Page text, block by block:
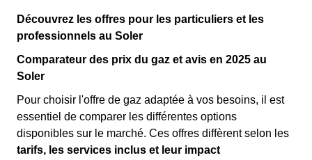
Découvrez les offres pour les particuliers et les
professionnels au Soler
Comparateur des prix du gaz et avis en 2025 au
Soler
Pour choisir l'offre de gaz adaptée à vos besoins, il est
essentiel de comparer les différentes options
disponibles sur le marché. Ces offres diffèrent selon les
tarifs, les services inclus et leur impact